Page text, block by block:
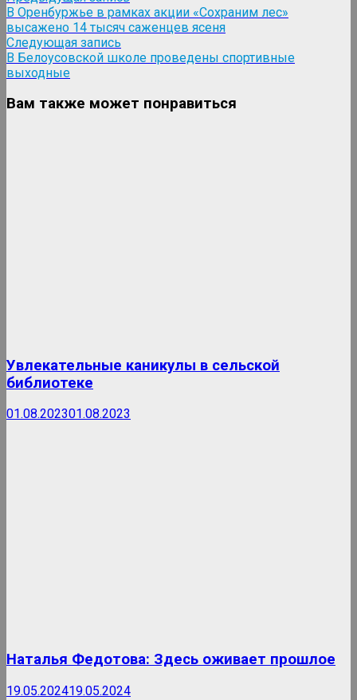
по
записям
запись:
В Оренбуржье в рамках акции «Сохраним лес»
высажено 14 тысяч саженцев ясеня
Следующая запись
запись:
В Белоусовской школе проведены спортивные
выходные
Вам также может понравиться
Увлекательные каникулы в сельской
библиотеке
01.08.202301.08.2023
Наталья Федотова: Здесь оживает прошлое
19.05.202419.05.2024